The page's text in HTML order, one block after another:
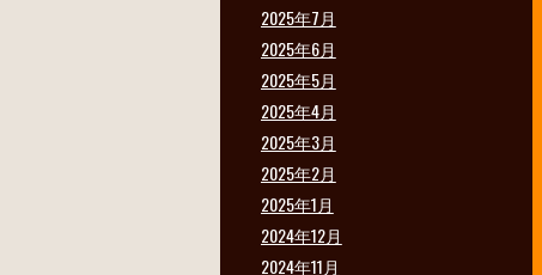
2025年7月
2025年6月
2025年5月
2025年4月
2025年3月
2025年2月
2025年1月
2024年12月
2024年11月